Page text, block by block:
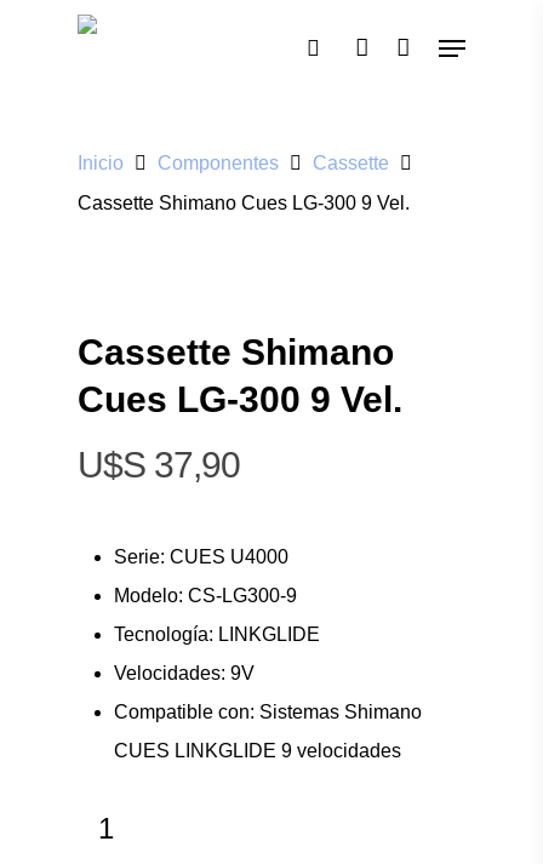
Inicio Componentes
Cassette
Cassette Shimano Cues LG-300 9 Vel.
Cassette Shimano
Cues LG-300 9 Vel.
$
37,90
Serie: CUES U4000
Modelo: CS-LG300-9
Tecnología: LINKGLIDE
Velocidades: 9V
Compatible con: Sistemas Shimano
CUES LINKGLIDE 9 velocidades